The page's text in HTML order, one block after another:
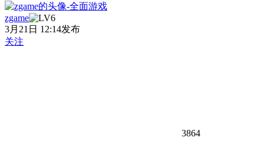
zgame
3月21日 12:14发布
关注
3864